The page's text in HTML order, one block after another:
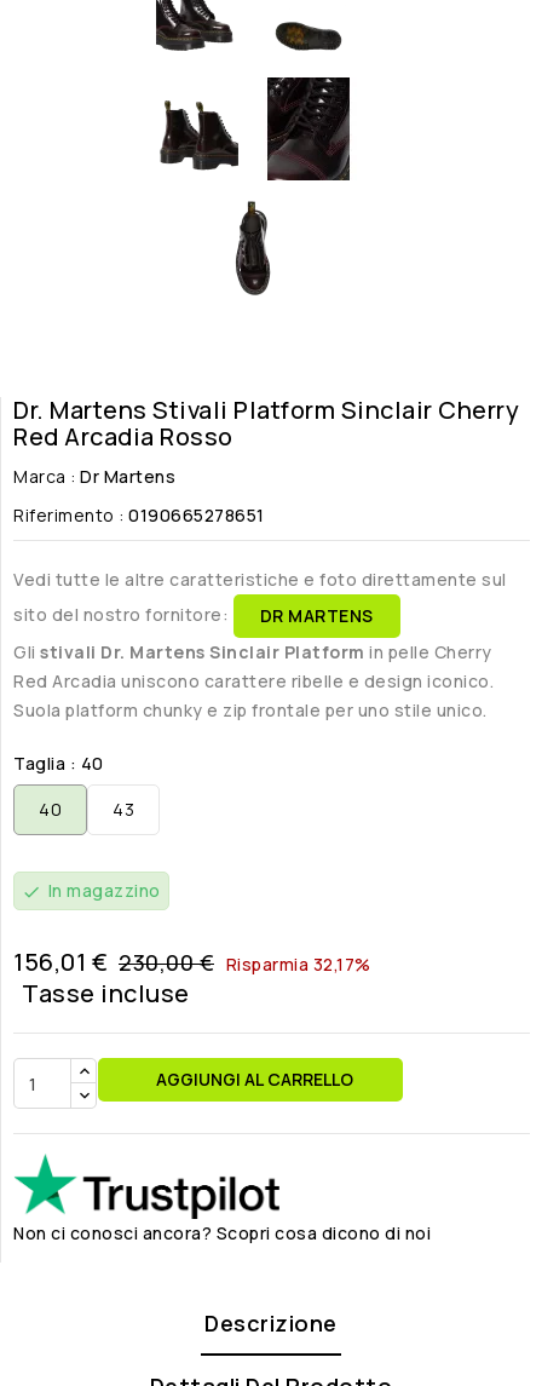
Dr. Martens Stivali Platform Sinclair Cherry
Red Arcadia Rosso
Marca : Dr Martens
Riferimento : 0190665278651
Vedi tutte le altre caratteristiche e foto direttamente sul
sito del nostro fornitore:
DR MARTENS
Gli stivali Dr. Martens Sinclair Platform in pelle Cherry
Red Arcadia uniscono carattere ribelle e design iconico.
Suola platform chunky e zip frontale per uno stile unico.
Taglia : 40
40
43
check In magazzino
156,01 € 230,00 € Risparmia 32,17%
Tasse incluse
AGGIUNGI AL CARRELLO
Non ci conosci ancora? Scopri cosa dicono di noi
Descrizione